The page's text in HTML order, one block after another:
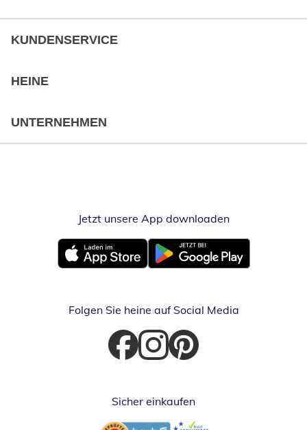
KUNDENSERVICE
HEINE
UNTERNEHMEN
Jetzt unsere App downloadenÖffnet in
Öffnet in neuem FensterÖffnet in neuem Fenster
Folgen Sie heine auf Social Media
Öffnet in neuem Fenster
Öffnet in neuem Fenster
Öffnet in neuem Fenster
Sicher einkaufen